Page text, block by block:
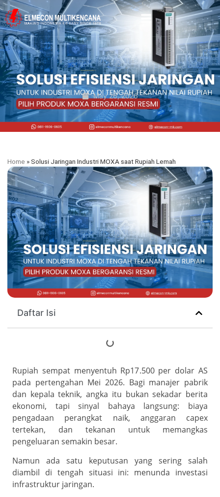
May 26, 2026
Home »Solusi Jaringan Industri MOXA saat Rupiah Lemah
Daftar Isi
Rupiah sempat menyentuh Rp17.500 per dolar AS
pada pertengahan Mei 2026. Bagi manajer pabrik
dan kepala teknik, angka itu bukan sekadar berita
ekonomi, tapi sinyal bahaya langsung: biaya
pengadaan perangkat naik, anggaran capex
tertekan, dan tekanan untuk memangkas
pengeluaran semakin besar.
Namun ada satu keputusan yang sering salah
diambil di tengah situasi ini: menunda investasi
infrastruktur jaringan.